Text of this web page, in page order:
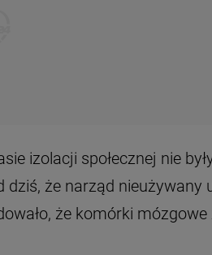
izolacji społecznej nie
że narząd nieużywany
że komórki mózgowe